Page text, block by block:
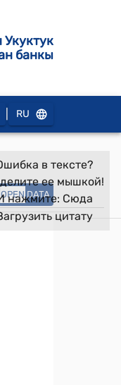
банкы
RU
OPEN DATA
в тексте?
ее мышкой!
нажмите: Сюда
цитату